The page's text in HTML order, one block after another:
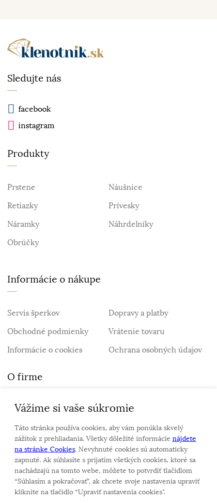
Sledujte nás
facebook
instagram
Produkty
Prstene
Náušnice
Retiazky
Prívesky
Náramky
Náhrdelníky
Obrúčky
Informácie o nákupe
Servis šperkov
Dopravy a platby
Obchodné podmienky
Vrátenie tovaru
Informácie o cookies
Ochrana osobných údajov
O firme
Personalizovaný šperk
O nás
Kontakt
Sme rodinná firma a zameriavame sa na predaj hodiniek
a šperkov od roku 1994.
Pozrite sa na naše ďaľšie web stránky.
Vážime si vaše súkromie
Táto stránka používa cookies, aby vám ponúkla skvelý
zážitok z prehliadania. Všetky dôležité informácie nájdete
na stránke Cookies. Nevyhnuté cookies sú automaticky
zapnuté. Ak súhlasíte s prijatím všetkých cookies, ktoré sa
nachádzajú na tomto webe, môžete to potvrdiť tlačidlom
“Súhlasím a pokračovať", ak chcete svoje nastavenia upraviť
kliknite na tlačidlo “Upraviť nastavenia cookies".